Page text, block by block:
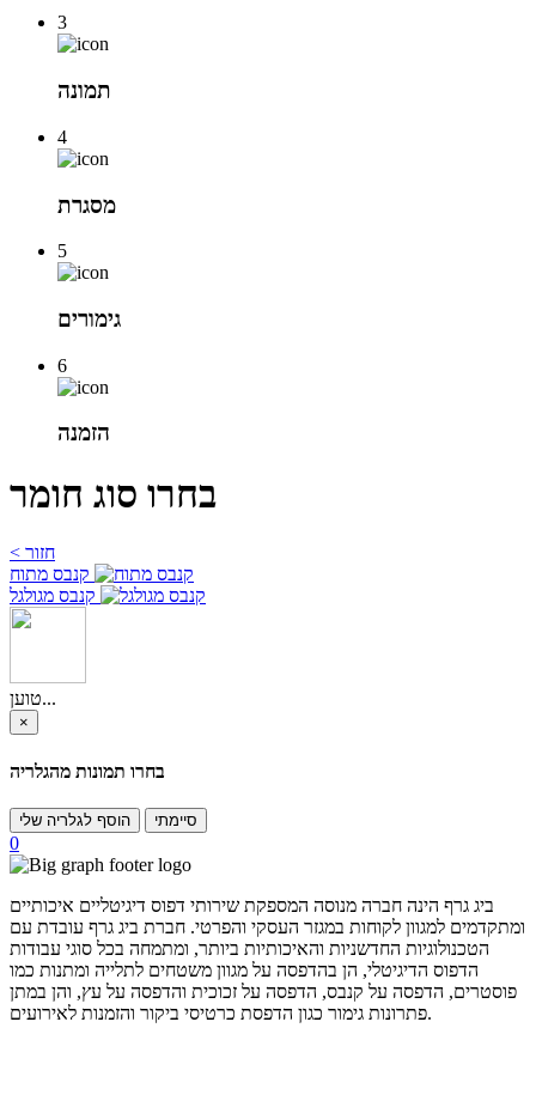
3
תמונה
4
מסגרת
5
גימורים
6
הזמנה
בחרו סוג חומר
< חזור
קנבס מתוח
קנבס מגולגל
טוען...
×
בחרו תמונות מהגלריה
הוסף לגלריה שלי סיימתי
0
ביג גרף הינה חברה מנוסה המספקת שירותי דפוס דיגיטליים איכותיים
ומתקדמים למגוון לקוחות במגזר העסקי והפרטי. חברת ביג גרף עובדת עם
הטכנולוגיות החדשניות והאיכותיות ביותר, ומתמחה בכל סוגי עבודות
הדפוס הדיגיטלי, הן בהדפסה על מגוון משטחים לתלייה ומתנות כמו
פוסטרים, הדפסה על קנבס, הדפסה על זכוכית והדפסה על עץ, והן במתן
פתרונות גימור כגון הדפסת כרטיסי ביקור והזמנות לאירועים.